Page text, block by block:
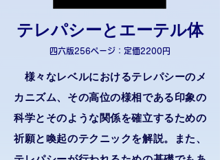
テレパシーとエーテル体
四六版256ページ：定価2200円
様々なレベルにおけるテレパシーのメ
カニズム、その高位の様相である印象の
科学とそのような関係を確立するための
祈願と喚起のテクニックを解説。また、